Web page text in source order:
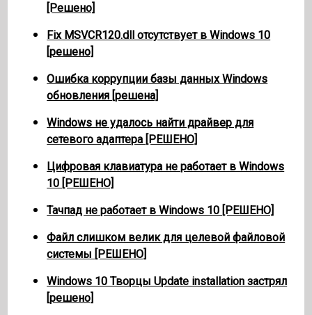
[Решено]
Fix MSVCR120.dll отсутствует в Windows 10
[решено]
Ошибка коррупции базы данных Windows
обновления [решена]
Windows не удалось найти драйвер для
сетевого адаптера [РЕШЕНО]
Цифровая клавиатура не работает в Windows
10 [РЕШЕНО]
Тачпад не работает в Windows 10 [РЕШЕНО]
Файл слишком велик для целевой файловой
системы [РЕШЕНО]
Windows 10 Творцы Update installation застрял
[решено]